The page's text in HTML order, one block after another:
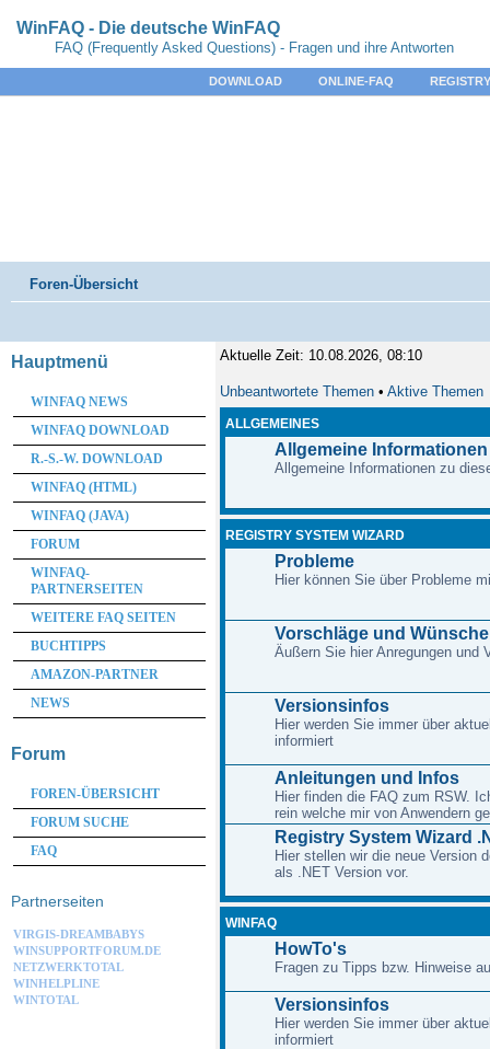
WinFAQ - Die deutsche WinFAQ
FAQ (Frequently Asked Questions) - Fragen und ihre Antworten
DOWNLOAD ONLINE-FAQ
Foren-Übersicht
Aktuelle Zeit: 10.08.2026, 08:10
Unbeantwortete Themen• Aktive Themen
ALLGEMEINES
Allgemeine Informationen
Allgemeine Informationen zu
REGISTRY SYSTEM WIZARD
Probleme
Hier können Sie über Probleme
Vorschläge und Wünsche
Äußern Sie hier Anregungen und
Versionsinfos
Hier werden Sie immer über
informiert
Anleitungen und Infos
Hier finden die FAQ zum RSW.
rein welche mir von Anwendern
Registry System Wizard
Hier stellen wir die neue Version
als .NET Version vor.
WINFAQ
HowTo's
Fragen zu Tipps bzw. Hinweise
Versionsinfos
Hier werden Sie immer über
informiert
Hauptmenü
WINFAQ NEWS
WINFAQ DOWNLOAD
R.-S.-W. DOWNLOAD
WINFAQ (HTML)
WINFAQ (JAVA)
FORUM
WINFAQ-
PARTNERSEITEN
WEITERE FAQ SEITEN
BUCHTIPPS
AMAZON-PARTNER
NEWS
Forum
FOREN-ÜBERSICHT
FORUM SUCHE
FAQ
Partnerseiten
VIRGIS-DREAMBABYS
WINSUPPORTFORUM.DE
NETZWERKTOTAL
WINHELPLINE
WINTOTAL